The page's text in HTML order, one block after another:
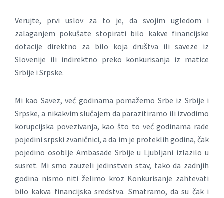
Verujte, prvi uslov za to je, da svojim ugledom i
zalaganjem pokušate stopirati bilo kakve financijske
dotacije direktno za bilo koja društva ili saveze iz
Slovenije ili indirektno preko konkurisanja iz matice
Srbije i Srpske.
Mi kao Savez, već godinama pomažemo Srbe iz Srbije i
Srpske, a nikakvim slučajem da parazitiramo ili izvodimo
korupcijska povezivanja, kao što to već godinama rade
pojedini srpski zvaničnici, a da im je proteklih godina, čak
pojedino osoblje Ambasade Srbije u Ljubljani izlazilo u
susret. Mi smo zauzeli jedinstven stav, tako da zadnjih
godina nismo niti želimo kroz Konkurisanje zahtevati
bilo kakva financijska sredstva. Smatramo, da su čak i